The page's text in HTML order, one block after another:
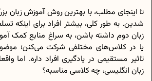
تا اینجای مطلب، با بهترین روش‌ آموزش زبان
شدین. به طور کلی، بیشتر افراد برای اینکه
زبان دوم داشته باشن، به سراغ منابع کمک
یا در کلاس‌های مختلفی شرکت می‌کنن؛
تاثیر مستقیمی در یادگیری افراد داره. اما
زبان انگلیسی، چه کلاسی مناسبه؟